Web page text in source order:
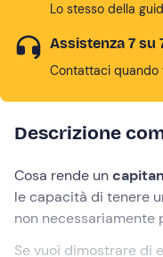
Lo stesso della
Assistenza 7 su
Contattaci quando
Descrizione
Cosa rende un
le capacità di tenere
non necessariamente
Se vuoi dimostrare di